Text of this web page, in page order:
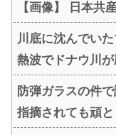
【画像】 日本共
川底に沈んでい
熱波でドナウ川
防弾ガラスの件
指摘されても頑